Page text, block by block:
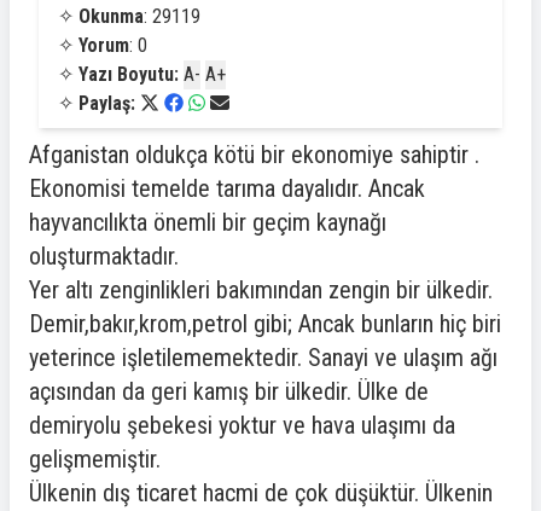
✧ Okunma: 29119
✧ Yorum: 0
✧ Yazı Boyutu: A- A+
✧ Paylaş:
Afganistan oldukça kötü bir ekonomiye sahiptir .
Ekonomisi temelde tarıma dayalıdır. Ancak
hayvancılıkta önemli bir geçim kaynağı
oluşturmaktadır.
Yer altı zenginlikleri bakımından zengin bir ülkedir.
Demir,bakır,krom,petrol gibi; Ancak bunların hiç biri
yeterince işletilememektedir. Sanayi ve ulaşım ağı
açısından da geri kamış bir ülkedir. Ülke de
demiryolu şebekesi yoktur ve hava ulaşımı da
gelişmemiştir.
Ülkenin dış ticaret hacmi de çok düşüktür. Ülkenin